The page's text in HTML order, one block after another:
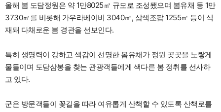
올해 봄 도담정원은 약 1만8025㎡ 규모로 조성됐으며 봄유채 등 1만
3730㎡를 비롯해 가우라베이비 3040㎡, 삼색조팝 1255㎡ 등이 식
재돼 다채로운 봄 경관을 선보인다.
특히 생명력이 강하고 색감이 선명한 봄유채가 정원 곳곳을 노랗게
물들이며 도담삼봉을 찾는 관광객들에게 색다른 봄 정취를 선사하
고 있다.
군은 방문객들이 꽃길을 따라 여유롭게 산책할 수 있도록 산책로를